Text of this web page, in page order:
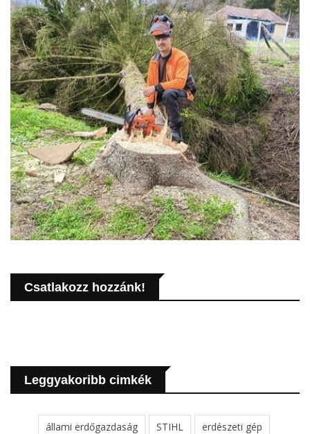
Csatlakozz hozzánk!
Leggyakoribb cimkék
állami erdőgazdaság STIHL erdészeti gép